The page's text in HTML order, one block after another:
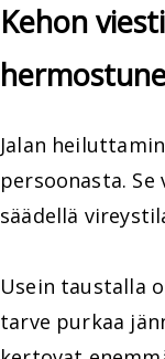
Kehon
Jalan
persoonasta.
säädellä
Usein taustalla
tarve purkaa